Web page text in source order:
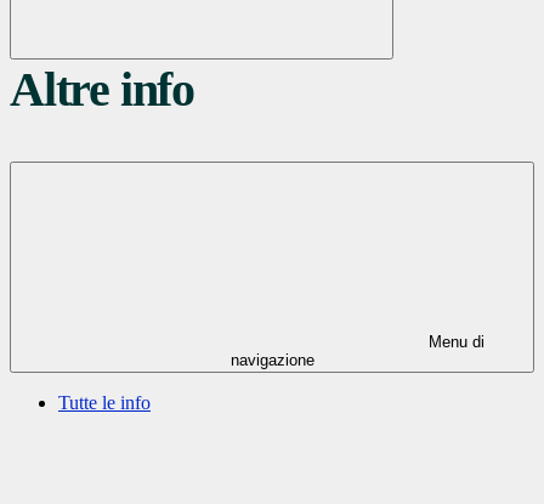
Altre info
Menu di
navigazione
Tutte le info